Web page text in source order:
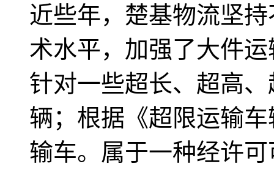
近些年，楚基物流坚
术水平，加强了大件
针对一些超长、超高
辆；根据《超限运输
输车。属于一种经许